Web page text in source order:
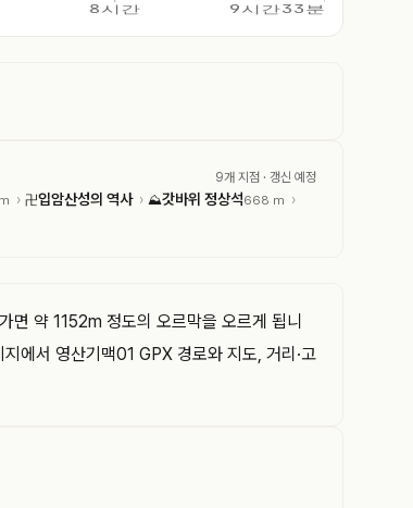
8시간 9시간33분
9개 지점 · 갱신 예정
› 卍입암산성의 역사 › ⛰갓바위 정상석668 m ›
면 약 1152m 정도의 오르막을 오르게 됩니
에서 영산기맥01 GPX 경로와 지도, 거리·고